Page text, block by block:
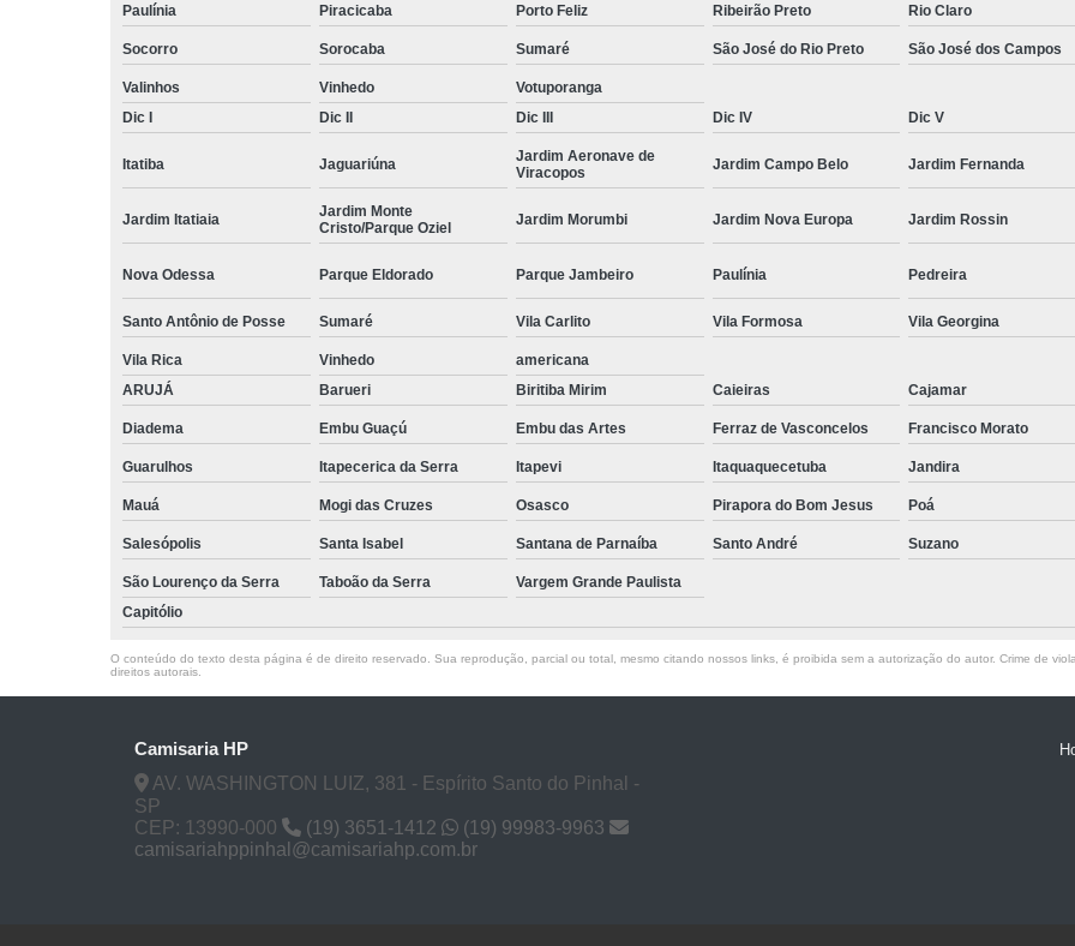
Roupas Masculinas
Roupas Masculinas
Roupas Masculinas Estilosas
Roupas Masculinas Plus Size
Roupas
Paulínia Piracicaba Porto Feliz Ribeirão Preto Rio Claro
Socorro Sorocaba Sumaré São José do Rio Preto São José dos Campos
Valinhos Vinhedo
Votuporanga
Dic I
Dic II Dic III Dic IV Dic V
Itatiba Jaguariúna
Jardim Aeronave de
Viracopos
Jardim Campo Belo Jardim Fernanda
Jardim Itatiaia
Jardim Monte
Cristo/Parque Oziel
Jardim Morumbi Jardim Nova Europa Jardim Rossin
Nova Odessa Parque Eldorado Parque Jambeiro Paulínia Pedreira
Santo Antônio de Posse Sumaré Vila Carlito Vila Formosa Vila Georgina
Vila Rica Vinhedo
americana
ARUJÁ
Barueri Biritiba Mirim Caieiras Cajamar
Diadema Embu Guaçú Embu das Artes Ferraz de Vasconcelos Francisco Morato
Guarulhos Itapecerica da Serra Itapevi Itaquaquecetuba Jandira
Mauá Mogi das Cruzes Osasco Pirapora do Bom Jesus Poá
Salesópolis Santa Isabel Santana de Parnaíba Santo André Suzano
São Lourenço da Serra Taboão da Serra
Vargem Grande Paulista
Capitólio
O conteúdo do texto desta página é de direito reservado. Sua reprodução, parcial ou total, mesmo citando nossos links, é proibida sem a autorização do autor. Crime de
direitos autorais
Camisaria HP
AV. WASHINGTON LUIZ, 381 - Espírito Santo do Pinhal -
SP
CEP: 13990-000
(19) 3651-1412
(19) 99983-9963
camisariahppinhal@camisariahp.com.br